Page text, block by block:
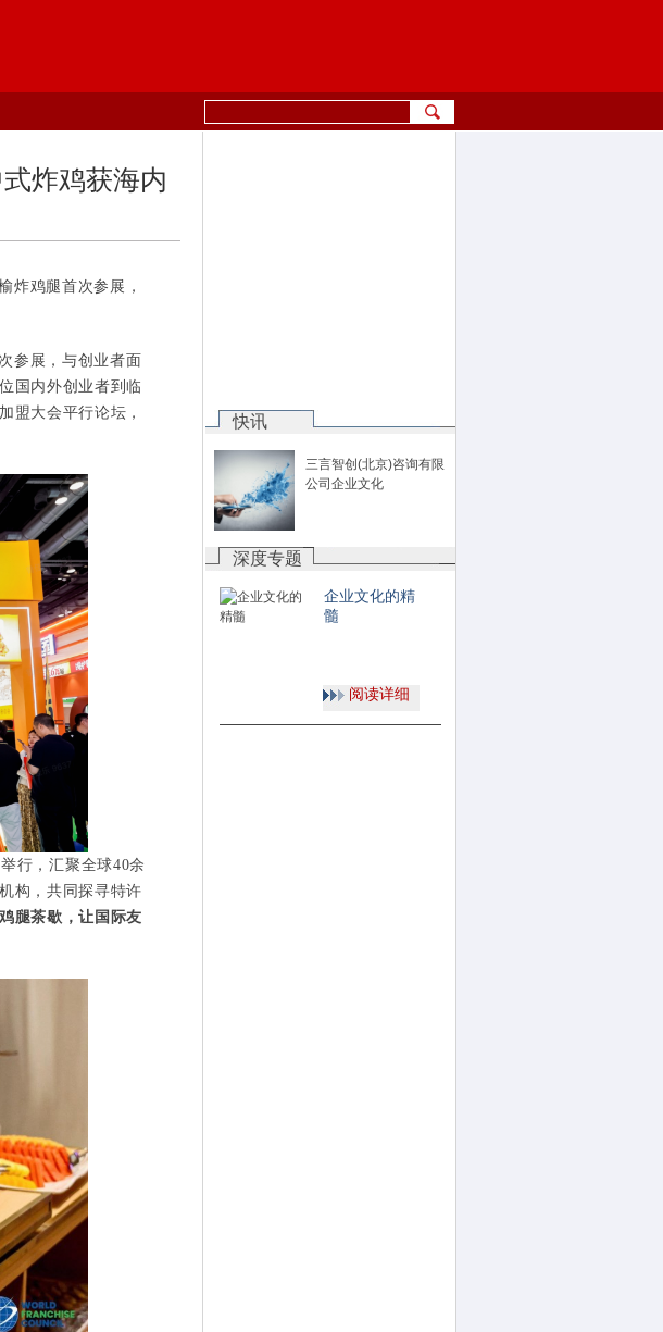
炸鸡获海内
炸鸡腿首次参展，
参展，与创业者面
国内外创业者到临
盟大会平行论坛，
行，汇聚全球40余
构，共同探寻特许
腿茶歇，让国际友
快讯
三言智创(北京)咨询有限
公司企业文化
深度专题
企业文化的精
髓
阅读详细